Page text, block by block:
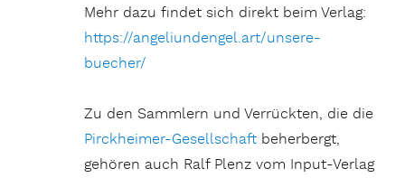
Mehr dazu findet sich direkt beim Verlag:
https://angeliundengel.art/unsere-
buecher/
Zu den Sammlern und Verrückten, die die
Pirckheimer-Gesellschaft beherbergt,
gehören auch Ralf Plenz vom Input-Verlag